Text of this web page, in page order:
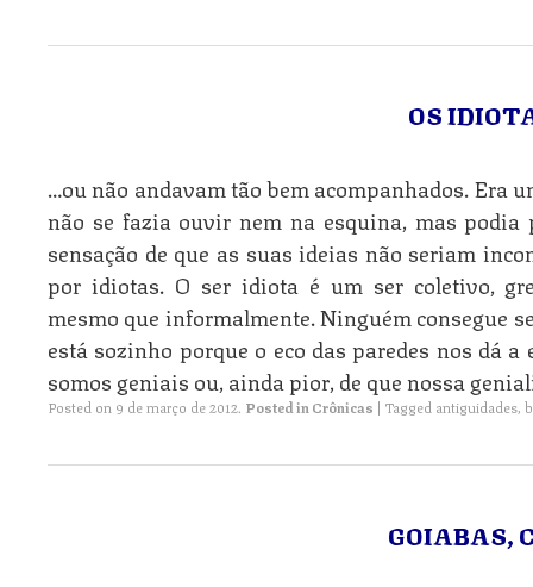
OS
…ou não andavam tão bem acompanhados. Era
não se fazia ouvir nem na esquina, mas podia
sensação de que as suas ideias não seriam
por idiotas. O ser idiota é um ser coletivo,
mesmo que informalmente. Ninguém consegue
está sozinho porque o eco das paredes nos dá
somos geniais ou, ainda pior, de que nossa
Posted on 9 de março de 2012. Posted inCrônicas | Tagged antiguidades,
GOIABAS,